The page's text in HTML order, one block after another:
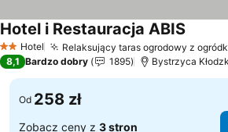
2 Kategoria
Hotel Relaksujący taras ogrodowy z
Hotel i Restauracja ABIS
8,1 Bardzo dobry 1895 Bystrzyca
Od 258 zł
Zobacz ceny z 3 stron